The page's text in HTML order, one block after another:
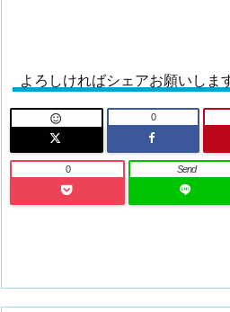
よろしければシェアお願いしま
 0
0 Send